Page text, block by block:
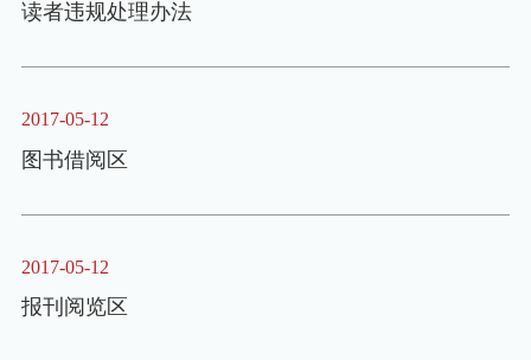
读者违规处理办法
2017-05-12
图书借阅区
2017-05-12
报刊阅览区